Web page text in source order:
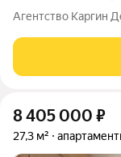
сердце
ваш шанс на
Площадь
Агентство Каргин
8 405 000 ₽
27,3 м²